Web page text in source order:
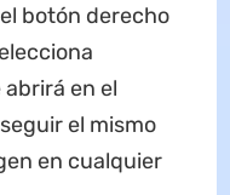
botón derecho
en el
el mismo
en cualquier